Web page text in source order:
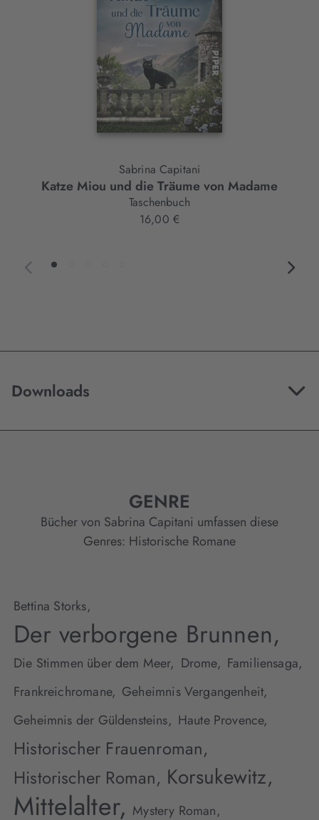
Sabrina Capitani
Katze Miou und die Träume von Madame
Taschenbuch
16,00 €
Downloads
GENRE
Bücher von Sabrina Capitani umfassen diese
Genres: Historische Romane
Bettina Storks,
Der verborgene Brunnen,
Die Stimmen über dem Meer, Drome, Familiensaga,
Frankreichromane, Geheimnis Vergangenheit,
Geheimnis der Güldensteins, Haute Provence,
Historischer Frauenroman,
Historischer Roman, Korsukewitz,
Mittelalter, Mystery Roman,